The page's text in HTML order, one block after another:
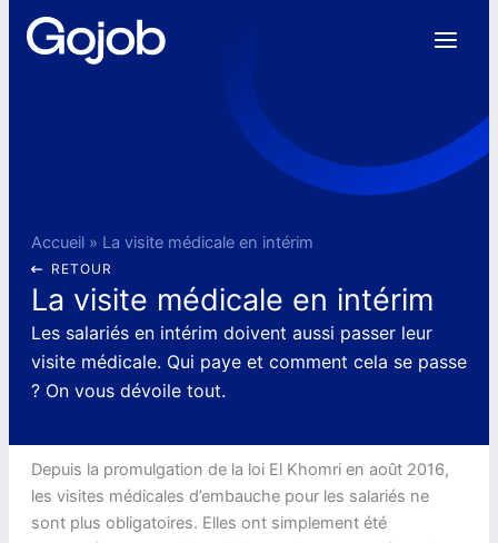
Accueil» La visite médicale en intérim
RETOUR
La visite médicale en intérim
Les salariés en intérim doivent aussi passer leur
visite médicale. Qui paye et comment cela se passe
? On vous dévoile tout.
Depuis la promulgation de la loi El Khomri en août 2016,
les visites médicales d’embauche pour les salariés ne
sont plus obligatoires. Elles ont simplement été